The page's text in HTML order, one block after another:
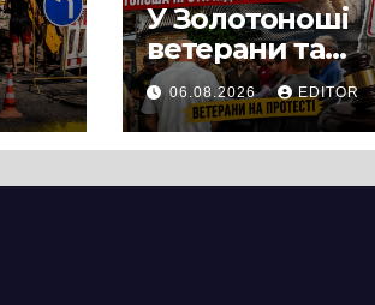
У Золотоноші
ветерани та
місцеві жителі
вийшли на
протест до стін
06.08.2026 EDITOR